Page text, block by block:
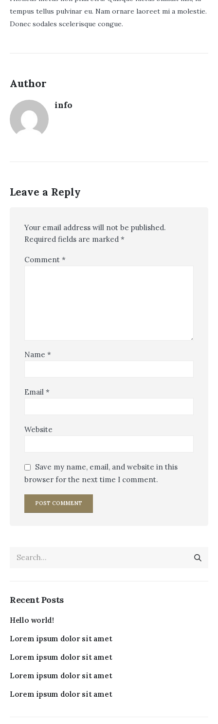
tempus tellus pulvinar eu. Nam ornare laoreet mi a molestie.
Donec sodales scelerisque congue.
Author
info
Leave a Reply
Your email address will not be published.
Required fields are marked *
Comment *
Name *
Email *
Website
Save my name, email, and website in this
browser for the next time I comment.
Recent Posts
Hello world!
Lorem ipsum dolor sit amet
Lorem ipsum dolor sit amet
Lorem ipsum dolor sit amet
Lorem ipsum dolor sit amet